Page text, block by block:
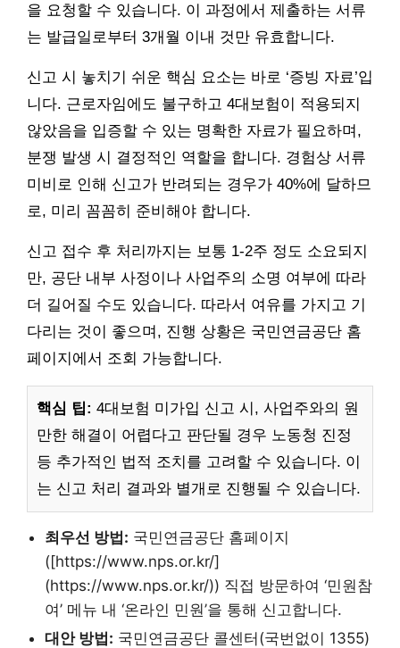
을 요청할 수 있습니다. 이 과정에서 제출하는 서류
는 발급일로부터 3개월 이내 것만 유효합니다.
신고 시 놓치기 쉬운 핵심 요소는 바로 ‘증빙 자료’입
니다. 근로자임에도 불구하고 4대보험이 적용되지
않았음을 입증할 수 있는 명확한 자료가 필요하며,
분쟁 발생 시 결정적인 역할을 합니다. 경험상 서류
미비로 인해 신고가 반려되는 경우가 40%에 달하므
로, 미리 꼼꼼히 준비해야 합니다.
신고 접수 후 처리까지는 보통 1-2주 정도 소요되지
만, 공단 내부 사정이나 사업주의 소명 여부에 따라
더 길어질 수도 있습니다. 따라서 여유를 가지고 기
다리는 것이 좋으며, 진행 상황은 국민연금공단 홈
페이지에서 조회 가능합니다.
핵심 팁: 4대보험 미가입 신고 시, 사업주와의 원
만한 해결이 어렵다고 판단될 경우 노동청 진정
등 추가적인 법적 조치를 고려할 수 있습니다. 이
는 신고 처리 결과와 별개로 진행될 수 있습니다.
최우선 방법: 국민연금공단 홈페이지
([https://www.nps.or.kr/]
(https://www.nps.or.kr/)) 직접 방문하여 ‘민원참
여’ 메뉴 내 ‘온라인 민원’을 통해 신고합니다.
대안 방법: 국민연금공단 콜센터(국번없이 1355)